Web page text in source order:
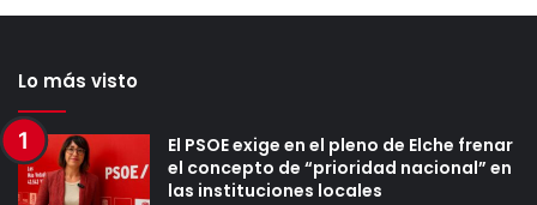
Lo más visto
El PSOE exige en el pleno de Elche frenar
el concepto de “prioridad nacional” en
las instituciones locales